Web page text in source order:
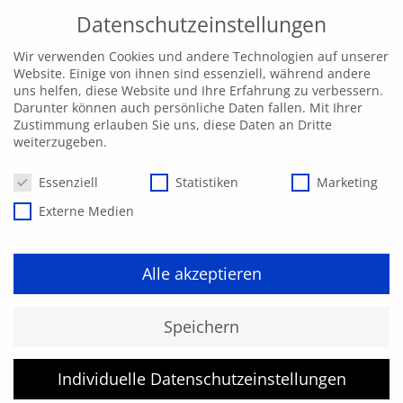
Datenschutzeinstellungen
Wir verwenden Cookies und andere Technologien auf unserer
Website. Einige von ihnen sind essenziell, während andere
uns helfen, diese Website und Ihre Erfahrung zu verbessern.
Darunter können auch persönliche Daten fallen. Mit Ihrer
Zustimmung erlauben Sie uns, diese Daten an Dritte
weiterzugeben.
Datenschutzeinstellungen
Essenziell Statistiken
Marketing
Externe Medien
Alle akzeptieren
Speichern
Individuelle Datenschutzeinstellungen